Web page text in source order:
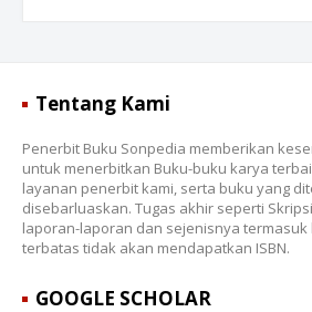
Tentang Kami
Penerbit Buku Sonpedia memberikan
untuk menerbitkan Buku-buku karya
layanan penerbit kami, serta buku yang
disebarluaskan. Tugas akhir seperti
laporan-laporan dan sejenisnya
terbatas tidak akan mendapatkan ISBN.
GOOGLE SCHOLAR